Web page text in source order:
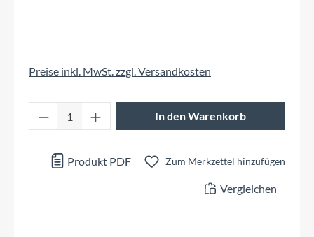
Preise inkl. MwSt. zzgl. Versandkosten
Produkt Anzahl: Gib den gewünschten
In den Warenkorb
Produkt PDF Zum Merkzettel hinzufügen
Vergleichen